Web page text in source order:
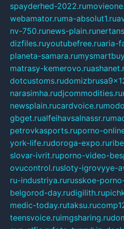
spayderhed-2022.ru
webamator.ruma-absolut1.ru
nv-750.runews-plain.ru
dizfiles.ruyoutubefree.ruaria-
planeta-samara.ru
matrasy-kemerovo.ru
dotcustoms.ru
narasimha.rudjcommodities.ru
newsplain.rucardvoice.ru
gbget.rualfeihavsalnassr.ru
petrovkasports.ruporno-
york-life.rudoroga-expo.ru
slovar-ivrit.ruporno-video-
ovucontrol.rusloty-igrovyye-
ru-industriya.rurusskoe-
belgorod-day.rudigilith.ru
medic-today.rutaksu.ru
teensvoice.ruimgsharing.ru